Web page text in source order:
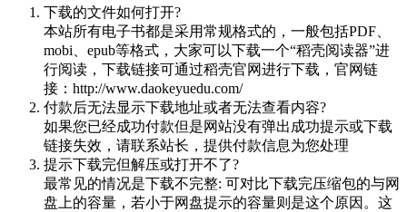
下载的文件如何打开?
本站所有电子书都是采用常规格式的，一般包括PDF、
mobi、epub等格式，大家可以下载一个“稻壳阅读器”进
行阅读，下载链接可通过稻壳官网进行下载，官网链
接：http://www.daokeyuedu.com/
付款后无法显示下载地址或者无法查看内容?
如果您已经成功付款但是网站没有弹出成功提示或下载
链接失效，请联系站长，提供付款信息为您处理
提示下载完但解压或打开不了?
最常见的情况是下载不完整: 可对比下载完压缩包的与网
盘上的容量，若小于网盘提示的容量则是这个原因。这